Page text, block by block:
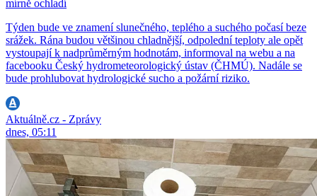
mírně ochladí
Týden bude ve znamení slunečného, teplého a suchého počasí beze
srážek. Rána budou většinou chladnější, odpolední teploty ale opět
vystoupají k nadprůměrným hodnotám, informoval na webu a na
facebooku Český hydrometeorologický ústav (ČHMÚ). Nadále se
bude prohlubovat hydrologické sucho a požární riziko.
Aktuálně.cz - Zprávy
dnes, 05:11